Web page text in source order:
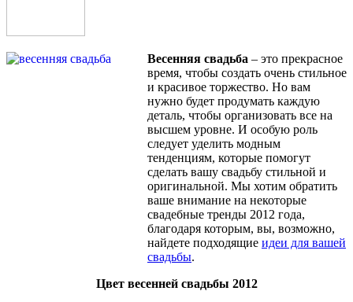
Весенняя свадьба – это прекрасное
время, чтобы создать очень стильное
и красивое торжество. Но вам
нужно будет продумать каждую
деталь, чтобы организовать все на
высшем уровне. И особую роль
следует уделить модным
тенденциям, которые помогут
сделать вашу свадьбу стильной и
оригинальной. Мы хотим обратить
ваше внимание на некоторые
свадебные тренды 2012 года,
благодаря которым, вы, возможно,
найдете подходящие идеи для вашей
свадьбы.
Цвет весенней свадьбы 2012